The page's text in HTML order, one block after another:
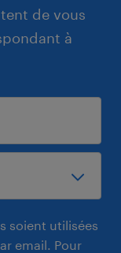
de vous
à
soient utilisées
email. Pour